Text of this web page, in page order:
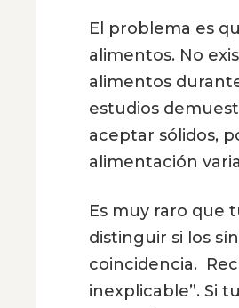
El problema es
alimentos. No
alimentos
estudios
aceptar sólidos,
alimentación
Es muy raro que
distinguir si los
coincidencia.
inexplicable”. Si